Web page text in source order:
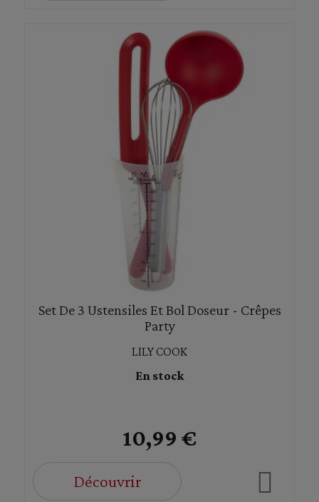
Set De 3 Ustensiles Et Bol Doseur - Crêpes
Party
LILY COOK
En stock
10,99 €
Découvrir